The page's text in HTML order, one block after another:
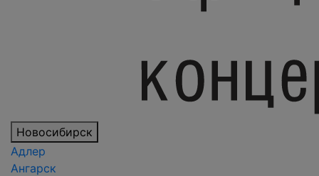
Новосибирск
Адлер
Ангарск